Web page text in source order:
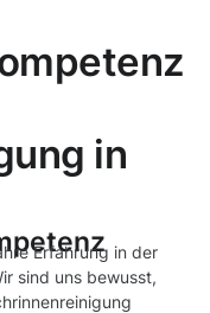
in
Erfahrung in der
sind uns bewusst,